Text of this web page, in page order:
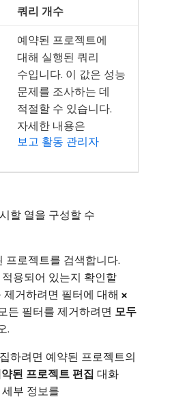
쿼리 개수
예약된 프로젝트에
대해 실행된 쿼리
수입니다. 이 값은 성능
문제를 조사하는 데
적절할 수 있습니다.
자세한 내용은
보고 활동 관리자
할 열을 구성할 수
프로젝트를 검색합니다.
용되어 있는지 확인할
거하려면 필터에 대해
든 필터를 제거하려면 모두
.
하려면 예약된 프로젝트의
된 프로젝트 편집 대화
부 정보를